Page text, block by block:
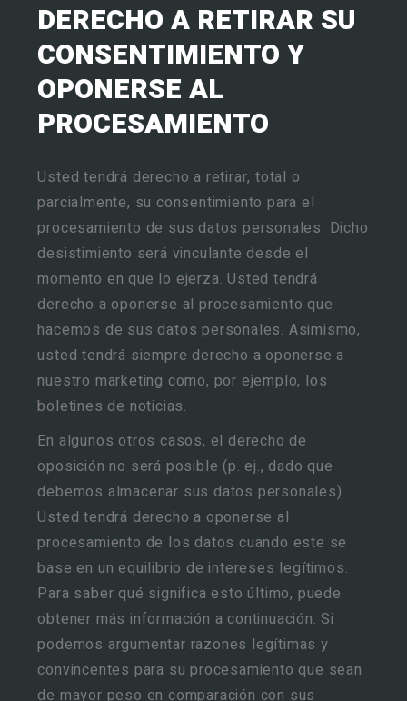
DERECHO A RETIRAR SU
CONSENTIMIENTO Y
OPONERSE AL
PROCESAMIENTO
Usted tendrá derecho a retirar, total o
parcialmente, su consentimiento para el
procesamiento de sus datos personales. Dicho
desistimiento será vinculante desde el
momento en que lo ejerza. Usted tendrá
derecho a oponerse al procesamiento que
hacemos de sus datos personales. Asimismo,
usted tendrá siempre derecho a oponerse a
nuestro marketing como, por ejemplo, los
boletines de noticias.
En algunos otros casos, el derecho de
oposición no será posible (p. ej., dado que
debemos almacenar sus datos personales).
Usted tendrá derecho a oponerse al
procesamiento de los datos cuando este se
base en un equilibrio de intereses legítimos.
Para saber qué significa esto último, puede
obtener más información a continuación. Si
podemos argumentar razones legítimas y
convincentes para su procesamiento que sean
de mayor peso en comparación con sus